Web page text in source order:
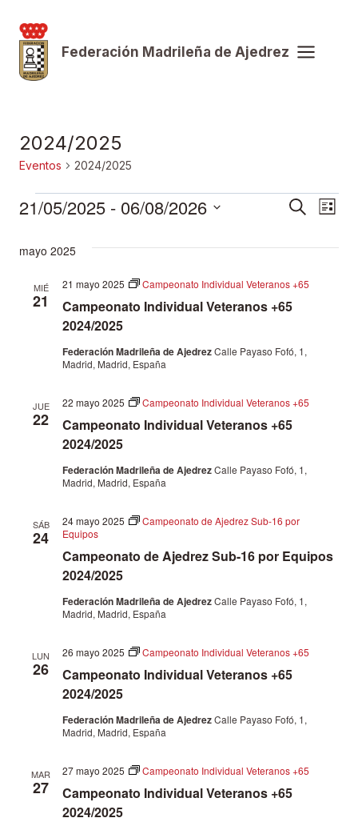
contenidoFederación Madrileña de Ajedrez
2024/2025
Eventos 2024/2025
Eventos
de
vistas
de
Buscar
Lista
21/05/2025 - 06/08/2026
la
mayo 2025
MIÉ
21
Campeonato Individual Veteranos +65
2024/2025
21 mayo 2025 Campeonato Individual Veteranos +65
Federación Madrileña de AjedrezCalle Payaso Fofó, 1,
Madrid, Madrid, España
JUE
22
Campeonato Individual Veteranos +65
2024/2025
22 mayo 2025 Campeonato Individual Veteranos +65
Federación Madrileña de AjedrezCalle Payaso Fofó, 1,
Madrid, Madrid, España
SÁB
24
Campeonato de Ajedrez Sub-16 por Equipos
2024/2025
24 mayo 2025
Campeonato de Ajedrez Sub-16 por
Equipos
Federación Madrileña de AjedrezCalle Payaso Fofó, 1,
Madrid, Madrid, España
LUN
26
Campeonato Individual Veteranos +65
2024/2025
26 mayo 2025 Campeonato Individual Veteranos +65
Federación Madrileña de AjedrezCalle Payaso Fofó, 1,
Madrid, Madrid, España
MAR
27
Campeonato Individual Veteranos +65
2024/2025
27 mayo 2025 Campeonato Individual Veteranos +65